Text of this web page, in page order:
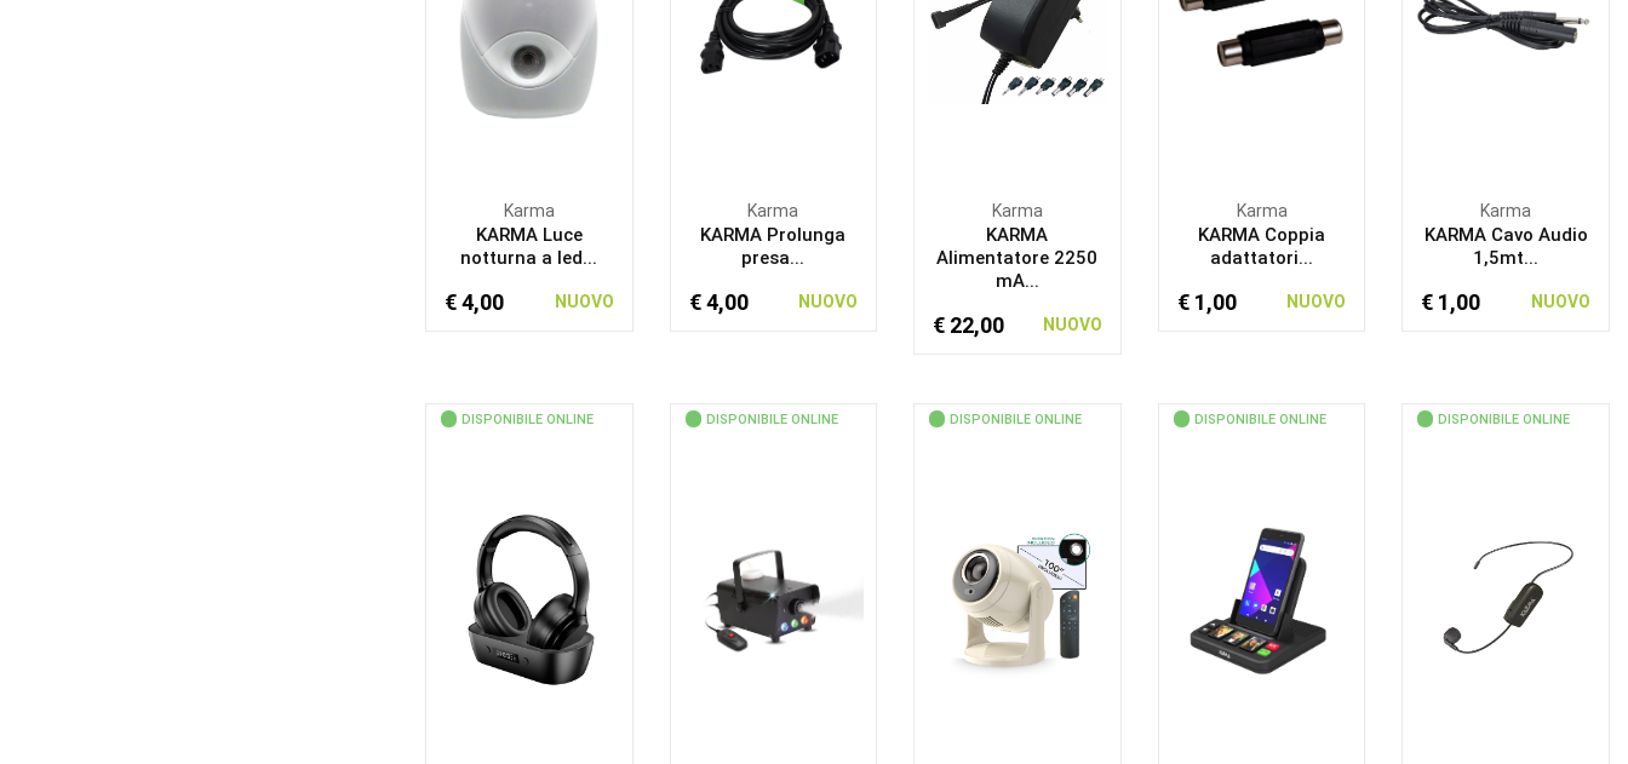
Karma
KARMA Luce
notturna a led...
€ 4,00 NUOVO
Karma
KARMA Prolunga
presa...
€ 4,00 NUOVO
Karma
KARMA
Alimentatore 2250
mA...
€ 22,00 NUOVO
Karma
KARMA Coppia
adattatori...
€ 1,00 NUOVO
Karma
KARMA Cavo Audio
1,5mt...
€ 1,00 NUOVO
DISPONIBILE ONLINE DISPONIBILE ONLINE DISPONIBILE ONLINE DISPONIBILE ONLINE DISPONIBILE ONLINE